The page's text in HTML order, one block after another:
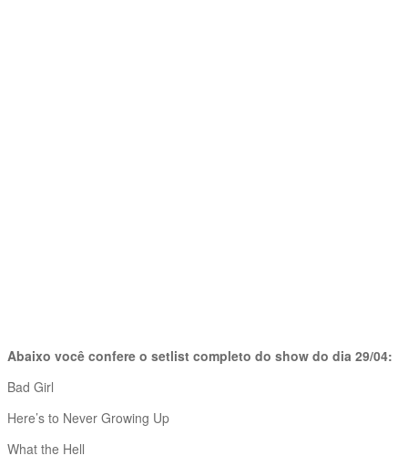
Abaixo você confere o setlist completo do show do dia 29/04:
Bad Girl
Here’s to Never Growing Up
What the Hell